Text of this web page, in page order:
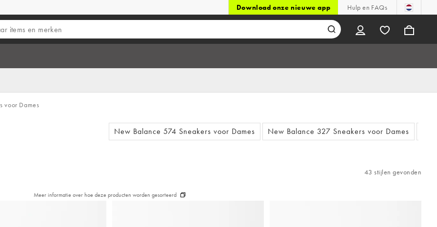
Download onze nieuwe app Hulp en FAQs
voor Dames
New Balance 574 Sneakers voor Dames New Balance 327 Sneakers voor Dames
43 stijlen gevonden
Meer informatie over hoe deze producten worden gesorteerd